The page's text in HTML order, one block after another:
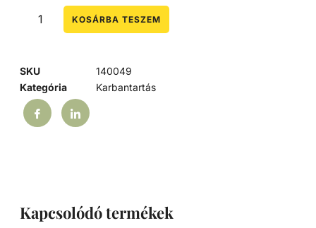
KOSÁRBA TESZEM
SKU
140049
Kategória
Karbantartás
Kapcsolódó termékek